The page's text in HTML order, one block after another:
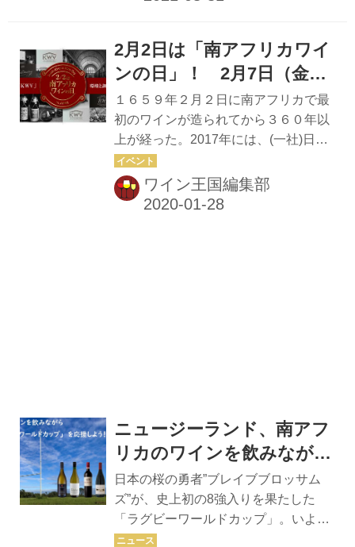
ワインの成長株で、現在は257社によ
り年間1000万本近く醸造されている。
に多い輸出国となっている。CCPAは
1992年に誕生した。大規模ワイナリー
（年間50万本以上を生産）7社が生産
量の70パーセントほどを占める。7社
のうちの1社が、西ケープ州ロバート
ソンにある「グラハム・ベッ...
2月2日は「南アフリカワイ
ンの日」！ 2月7日（金）
にアフリカ料店でイベント
を開催！
１６５９年２月２日に南アフリカで最
初のワインが造られてから３６０年以
上が経った。2017年には、(一社)日本
記念日協会が”２月２日は南アフリカワ
インの日”と制定。今年は、南アフリカ
ワインの日を祝し、２月７日（金）に
ワイン王国編集部
ニュージーランド、南アフ
リカのワインを飲みながら
「ラグビーワールドカッ
プ」を応援しよう！
日本の桜の勇者”ブレイブブロッサム
ズ”が、史上初の8強入りを果たした
「ラグビーワールドカップ」。いよい
よ11月2日（土）はイングランドvs南